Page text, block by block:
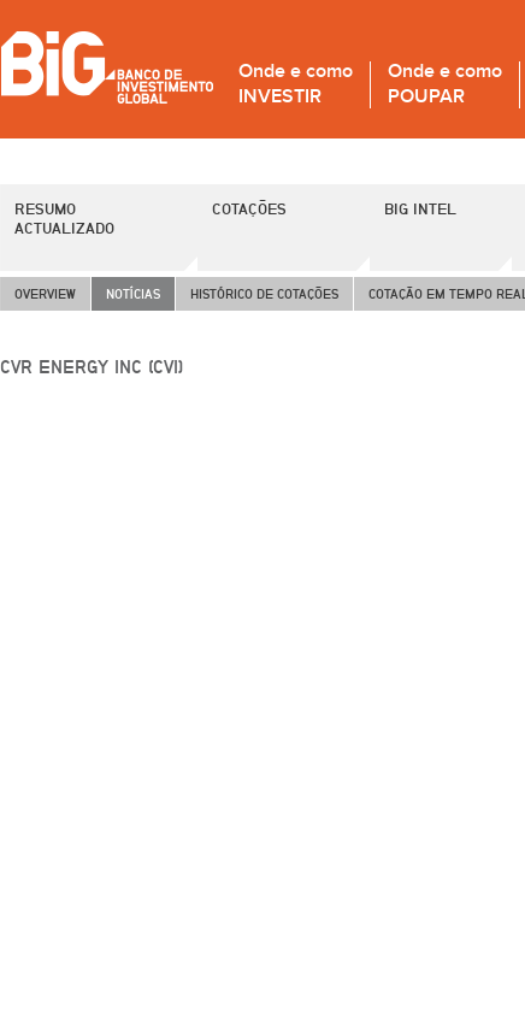
Onde e como
INVESTIR
Onde e como
POUPAR
RESUMO
ACTUALIZADO
COTAÇÕES BIG INTEL
OVERVIEW NOTÍCIAS HISTÓRICO DE COTAÇÕES COTAÇÃO EM TEMPO REAL
CVR ENERGY INC (CVI)